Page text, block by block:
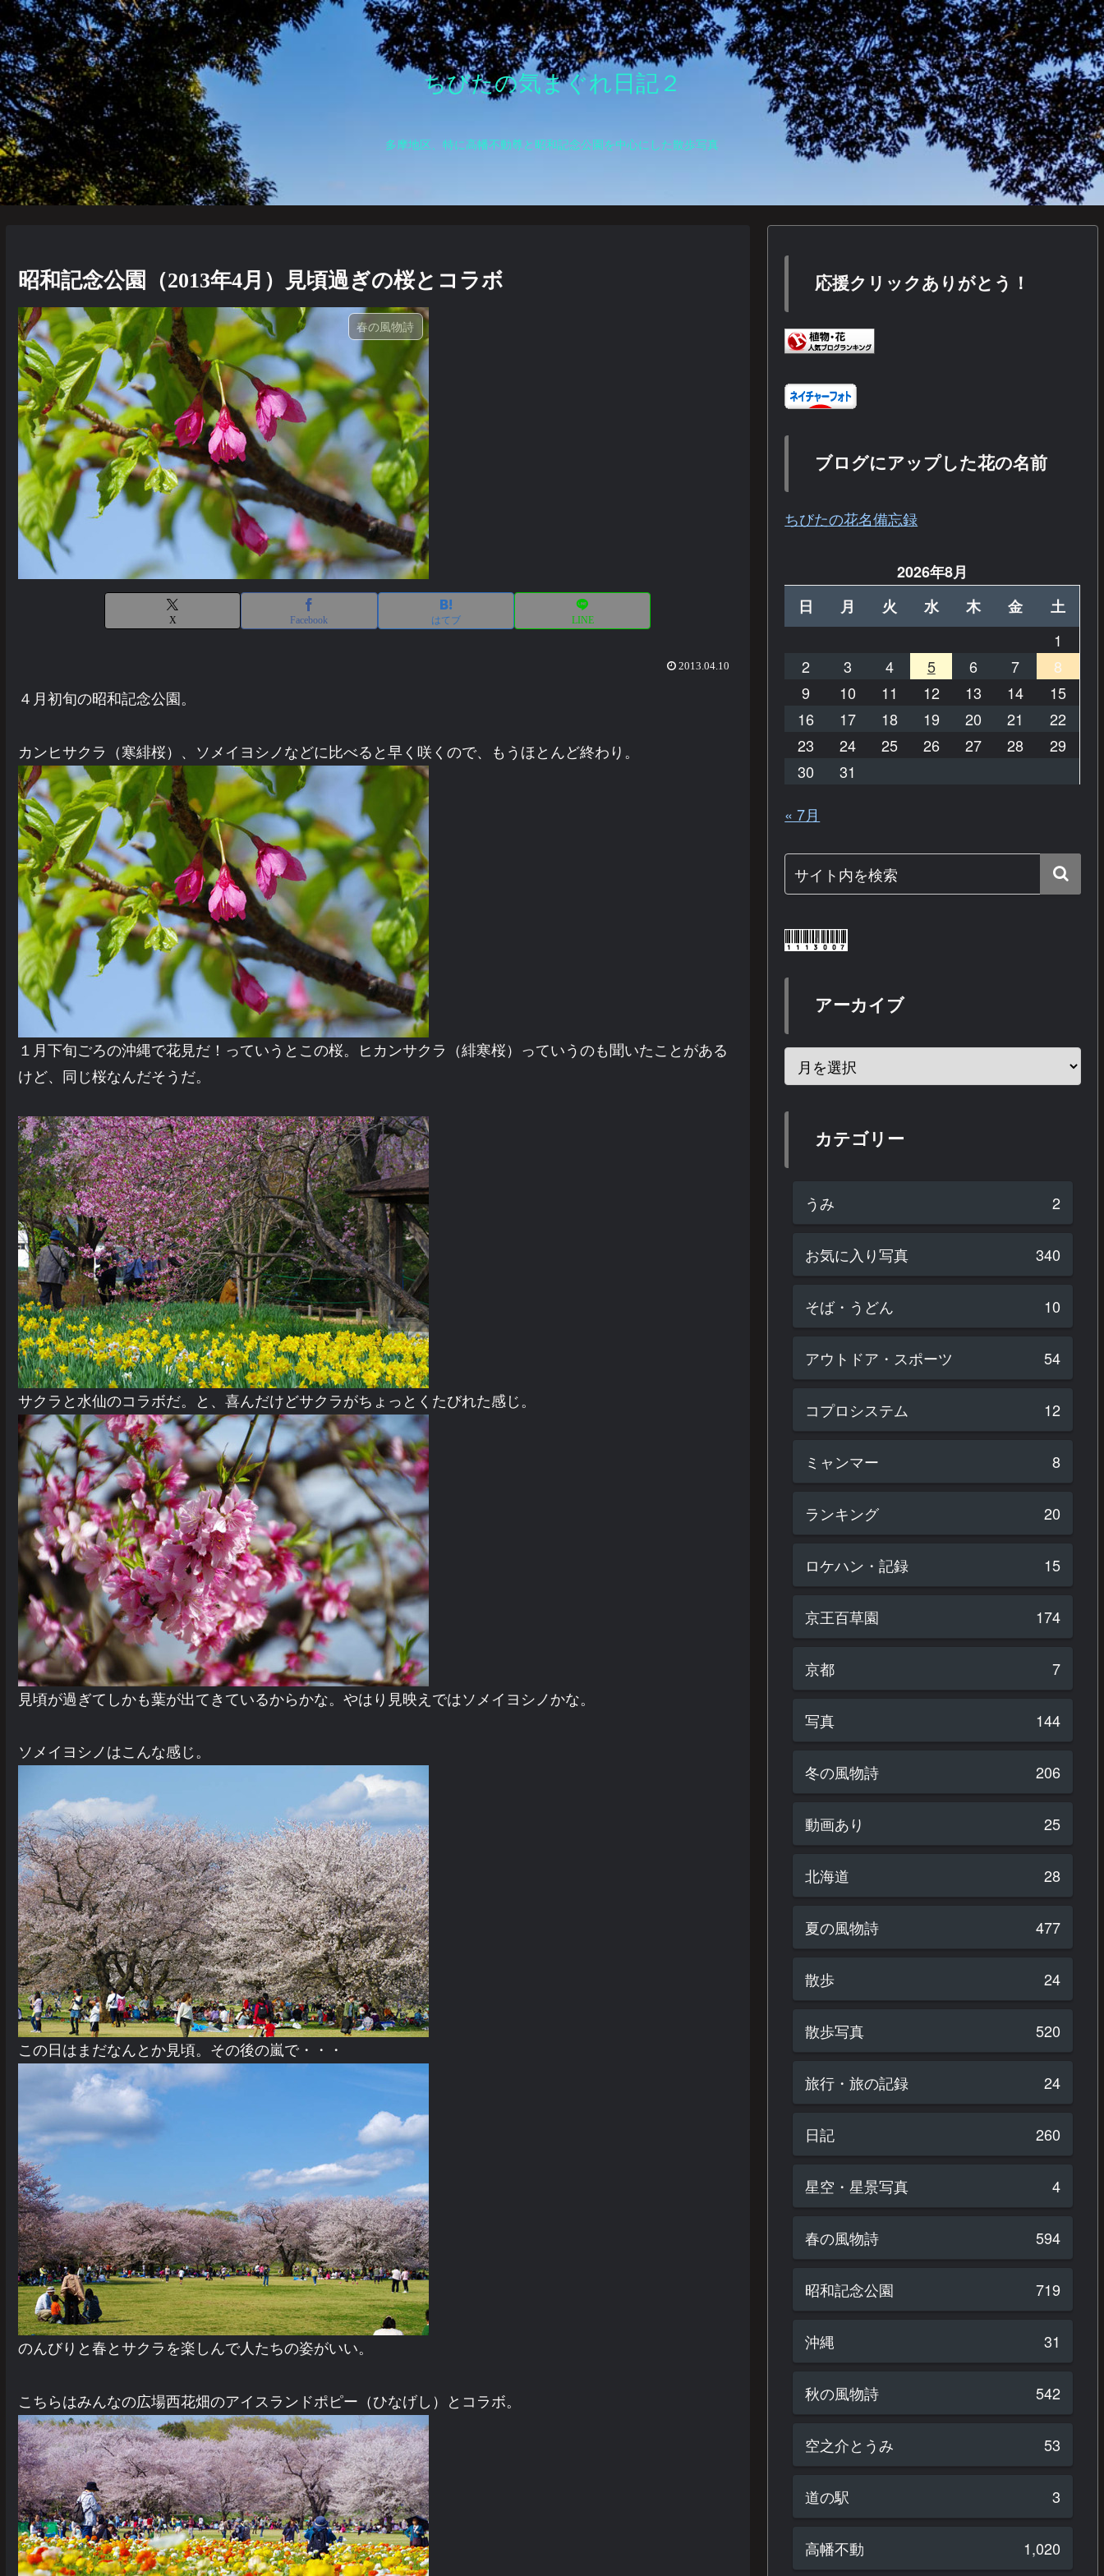
ちびたの気まぐれ日記２
多摩地区、特に高幡不動尊と昭和記念公園を中心にした散歩写真
昭和記念公園（2013年4月）見頃過ぎの桜とコラボ
春の風物詩
X Facebook はてブ LINE
2013.04.10
４月初旬の昭和記念公園。
カンヒサクラ（寒緋桜）、ソメイヨシノなどに比べると早く咲くので、もうほとんど終わり。
１月下旬ごろの沖縄で花見だ！っていうとこの桜。ヒカンサクラ（緋寒桜）っていうのも聞いたことがある
けど、同じ桜なんだそうだ。
サクラと水仙のコラボだ。と、喜んだけどサクラがちょっとくたびれた感じ。
見頃が過ぎてしかも葉が出てきているからかな。やはり見映えではソメイヨシノかな。
ソメイヨシノはこんな感じ。
この日はまだなんとか見頃。その後の嵐で・・・
のんびりと春とサクラを楽しんで人たちの姿がいい。
こちらはみんなの広場西花畑のアイスランドポピー（ひなげし）とコラボ。
応援クリックありがとう！
ブログにアップした花の名前
ちびたの花名備忘録
2026年8月
日
月 火 水 木 金
土
1
2
3 4 5 6 7
8
9
10 11 12 13 14
15
16
17 18 19 20 21
22
23
24 25 26 27 28
29
30
31
« 7月
アーカイブ
カテゴリー
うみ 2
お気に入り写真 340
そば・うどん 10
アウトドア・スポーツ 54
コプロシステム 12
ミャンマー 8
ランキング 20
ロケハン・記録 15
京王百草園 174
京都 7
写真 144
冬の風物詩 206
動画あり 25
北海道 28
夏の風物詩 477
散歩 24
散歩写真 520
旅行・旅の記録 24
日記 260
星空・星景写真 4
春の風物詩 594
昭和記念公園 719
沖縄 31
秋の風物詩 542
空之介とうみ 53
道の駅 3
高幡不動 1,020